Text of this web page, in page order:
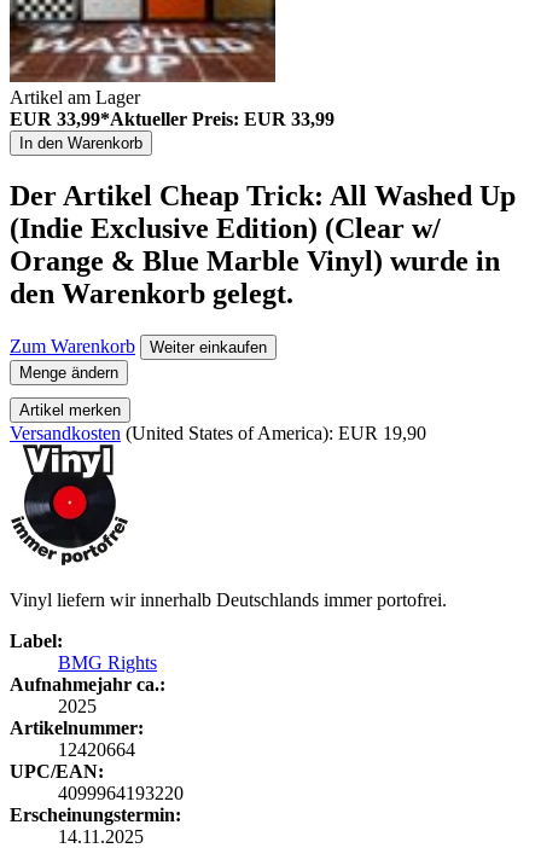
Artikel am Lager
EUR 33,99*Aktueller Preis: EUR 33,99
In den Warenkorb
Der Artikel Cheap Trick: All Washed Up
(Indie Exclusive Edition) (Clear w/
Orange & Blue Marble Vinyl) wurde in
den Warenkorb gelegt.
Zum Warenkorb
Weiter einkaufen
Menge ändern
Artikel merken
Versandkosten (United States of America): EUR 19,90
Vinyl liefern wir innerhalb Deutschlands immer portofrei.
Label:
BMG Rights
Aufnahmejahr ca.:
2025
Artikelnummer:
12420664
UPC/EAN:
4099964193220
Erscheinungstermin:
14.11.2025